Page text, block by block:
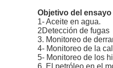
Objetivo del ensayo
1- Aceite en agua.
2Detección de fugas
3. Monitoreo de
4- Monitoreo de la
5- Monitoreo de los